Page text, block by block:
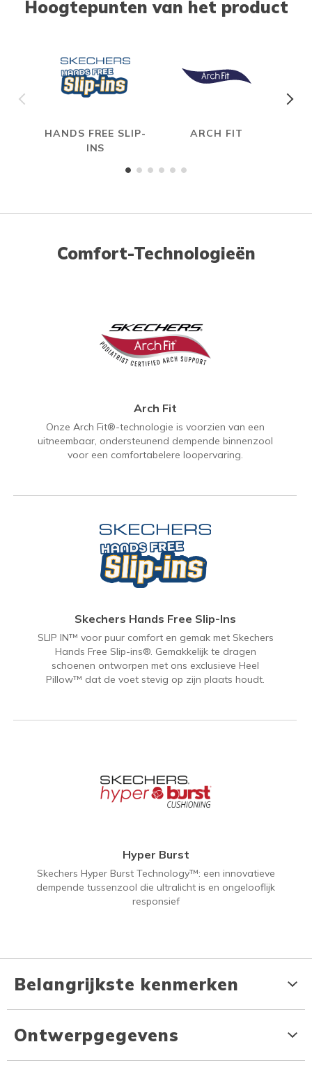
Hoogtepunten van het product
HANDS FREE SLIP-
INS
ARCH FIT
Comfort-Technologieën
Arch Fit
Onze Arch Fit®-technologie is voorzien van een
uitneembaar, ondersteunend dempende binnenzool
voor een comfortabelere loopervaring.
Skechers Hands Free Slip-Ins
SLIP IN™ voor puur comfort en gemak met Skechers
Hands Free Slip-ins®. Gemakkelijk te dragen
schoenen ontworpen met ons exclusieve Heel
Pillow™ dat de voet stevig op zijn plaats houdt.
Hyper Burst
Skechers Hyper Burst Technology™: een innovatieve
dempende tussenzool die ultralicht is en ongelooflijk
responsief
Belangrijkste kenmerken
Ontwerpgegevens